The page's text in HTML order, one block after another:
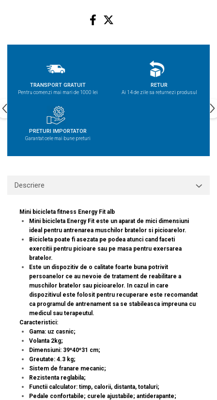
TRANSPORT GRATUIT
Pentru comenzi mai mari de 1000 lei
RETUR
Ai 14 de zile sa returnezi produsul
PRETURI IMPORTATOR
Garantat cele mai bune preturi
Descriere
Mini bicicleta fitness Energy Fit alb
Mini bicicleta Energy Fit este un aparat de mici dimensiuni
ideal pentru antrenarea muschilor bratelor si picioarelor.
Bicicleta poate fi asezata pe podea atunci cand faceti
exercitii pentru picioare sau pe masa pentru exersarea
bratelor.
Este un dispozitiv de o calitate foarte buna potrivit
persoanelor ce au nevoie de tratament de reabilitare a
muschilor bratelor sau picioarelor. In cazul in care
dispozitivul este folosit pentru recuperare este recomandat
ca programul de antrenament sa se stabileasca impreuna cu
medicul sau terapeutul.
Caracteristici:
Gama: uz casnic;
Volanta 2kg;
Dimensiuni: 39*40*31 cm;
Greutate: 4.3 kg;
Sistem de franare mecanic;
Rezistenta reglabila;
Functii calculator: timp, calorii, distanta, totaluri;
Pedale confortabile; curele ajustabile; antiderapante;